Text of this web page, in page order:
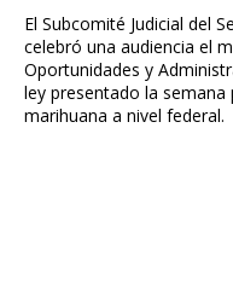
El Subcomité Judicial del
celebró una audiencia el
Oportunidades y
ley presentado la semana
marihuana a nivel federal.